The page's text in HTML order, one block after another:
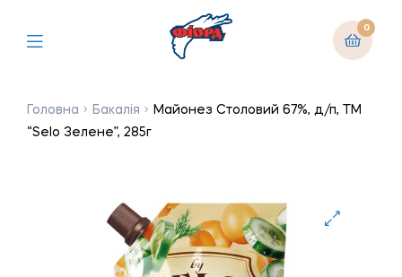
0
Головна Бакалія
Майонез Столовий 67%, д/п, ТМ
“Selo Зелене”, 285г